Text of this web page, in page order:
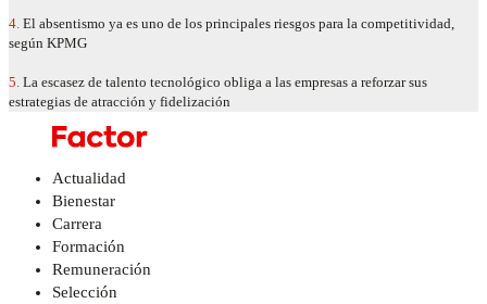
4. El absentismo ya es uno de los principales riesgos para la competitividad,
según KPMG
5. La escasez de talento tecnológico obliga a las empresas a reforzar sus
estrategias de atracción y fidelización
Actualidad
Bienestar
Carrera
Formación
Remuneración
Selección